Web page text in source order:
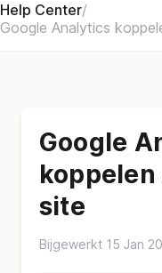
Help Center/
Google Analytics
Google
site
Bijgewerkt 15 Jan